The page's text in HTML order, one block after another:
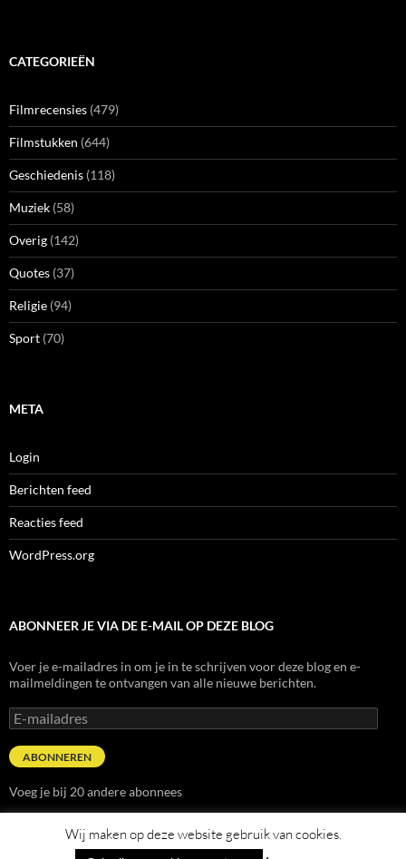
CATEGORIEËN
Filmrecensies (479)
Filmstukken (644)
Geschiedenis (118)
Muziek (58)
Overig (142)
Quotes (37)
Religie (94)
Sport (70)
META
Login
Berichten feed
Reacties feed
WordPress.org
ABONNEER JE VIA DE E-MAIL OP DEZE BLOG
Voer je e-mailadres in om je in te schrijven voor deze blog en e-
mailmeldingen te ontvangen van alle nieuwe berichten.
E-
mailadres
ABONNEREN
Voeg je bij 20 andere abonnees
Wij maken op deze website gebruik van cookies.